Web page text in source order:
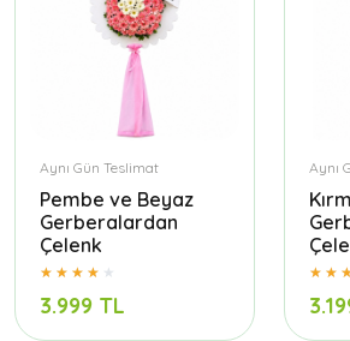
Aynı Gün Teslimat
Pembe ve Beyaz
Gerberalardan
Çelenk
3.999 TL
Aynı